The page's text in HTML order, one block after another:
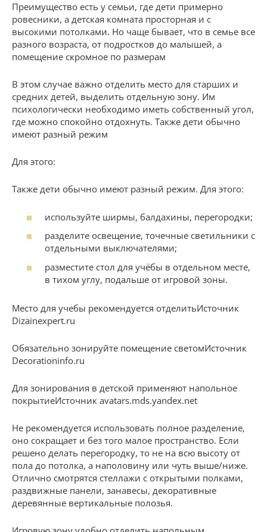
Преимущество есть у семьи, где дети примерно
ровесники, а детская комната просторная и с
высокими потолками. Но чаще бывает, что в семье все
разного возраста, от подростков до малышей, а
помещение скромное по размерам
В этом случае важно отделить место для старших и
средних детей, выделить отдельную зону. Им
психологически необходимо иметь собственный угол,
где можно спокойно отдохнуть. Также дети обычно
имеют разный режим
Для этого:
Также дети обычно имеют разный режим. Для этого:
используйте ширмы, балдахины, перегородки;
разделите освещение, точечные светильники с
отдельными выключателями;
разместите стол для учёбы в отдельном месте,
в тихом углу, подальше от игровой зоны.
Место для учебы рекомендуется отделитьИсточник
Dizainexpert.ru
Обязательно зонируйте помещение светомИсточник
Decorationinfo.ru
Для зонирования в детской применяют напольное
покрытиеИсточник avatars.mds.yandex.net
Не рекомендуется использовать полное разделение,
оно сокращает и без того малое пространство. Если
решено делать перегородку, то не на всю высоту от
пола до потолка, а наполовину или чуть выше/ниже.
Отлично смотрятся стеллажи с открытыми полками,
раздвижные панели, занавесы, декоративные
деревянные вертикальные полозья.